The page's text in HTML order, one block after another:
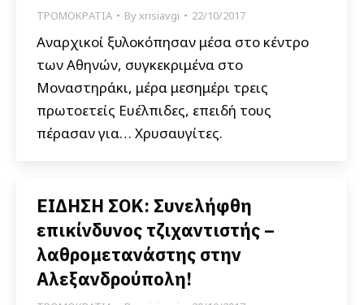
ΤΡΟΜΟΚΡΑΤΙΑ Byxrisiavgi 22/10/2017
Αναρχικοί ξυλοκόπησαν μέσα στο κέντρο
των Αθηνών, συγκεκριμένα στο
Μοναστηράκι, μέρα μεσημέρι τρεις
πρωτοετείς Ευέλπιδες, επειδή τους
πέρασαν για… Χρυσαυγίτες.
ΕΙΔΗΣΗ ΣΟΚ: Συνελήφθη
επικίνδυνος τζιχαντιστής –
λαθρομετανάστης στην
Αλεξανδρούπολη!